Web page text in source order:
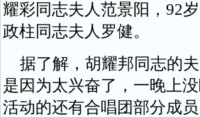
耀彩同志夫人范景阳，92
政柱同志夫人罗健。
据了解，胡耀邦同志的
是因为太兴奋了，一晚上
活动的还有合唱团部分成